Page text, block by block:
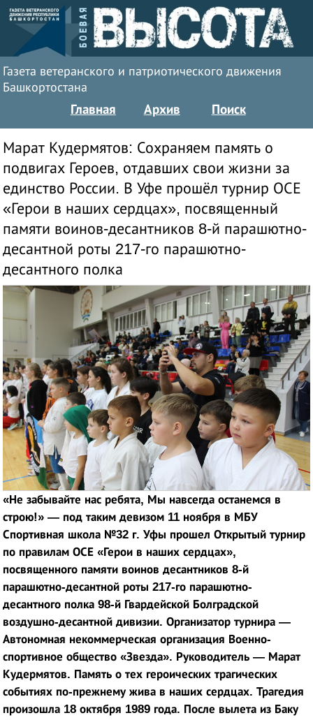
Газета ветеранского и патриотического движения
Башкортостана
Главная Архив Поиск
Марат Кудермятов: Сохраняем память о
подвигах Героев, отдавших свои жизни за
единство России. В Уфе прошёл турнир ОСЕ
«Герои в наших сердцах», посвященный
памяти воинов-десантников 8-й парашютно-
десантной роты 217-го парашютно-
десантного полка
«Не забывайте нас ребята, Мы навсегда останемся в
строю!» — под таким девизом 11 ноября в МБУ
Спортивная школа №32 г. Уфы прошел Открытый турнир
по правилам ОСЕ «Герои в наших сердцах»,
посвященного памяти воинов десантников 8-й
парашютно-десантной роты 217-го парашютно-
десантного полка 98-й Гвардейской Болградской
воздушно-десантной дивизии. Организатор турнира —
Автономная некоммерческая организация Военно-
спортивное общество «Звезда». Руководитель — Марат
Кудермятов. Память о тех героических трагических
событиях по-прежнему жива в наших сердцах. Трагедия
произошла 18 октября 1989 года. После вылета из Баку